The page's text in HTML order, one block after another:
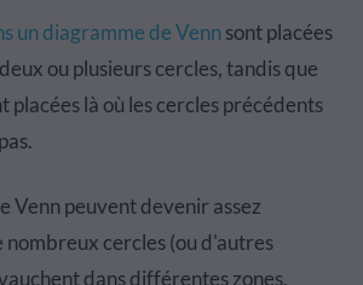
un diagramme de Vennsont placées
ou plusieurs cercles, tandis que
placées là où les cercles précédents
Venn peuvent devenir assez
nombreux cercles (ou d'autres
dans différentes zones,